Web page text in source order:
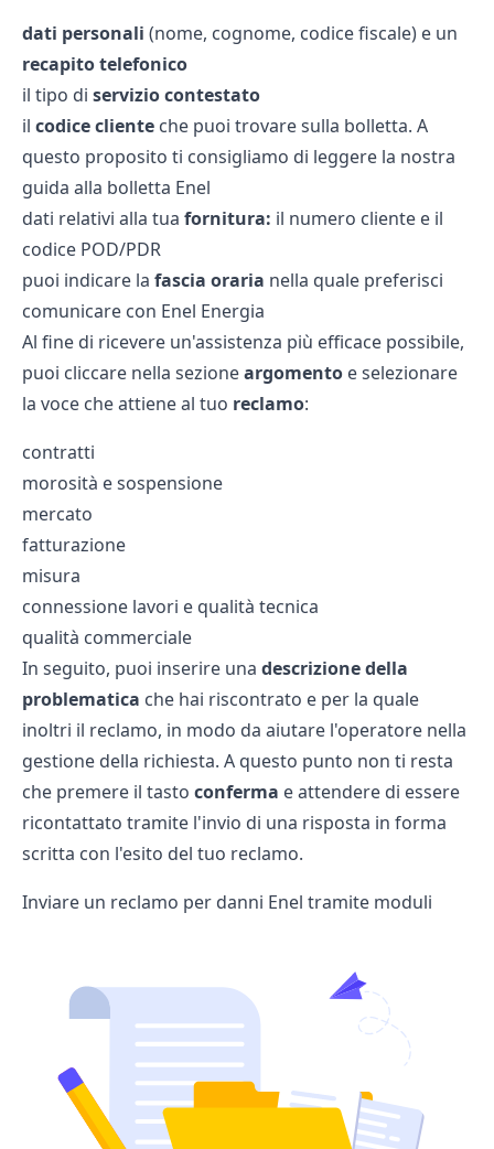
dati personali (nome, cognome, codice fiscale) e un
recapito telefonico
il tipo di servizio contestato
il codice cliente che puoi trovare sulla bolletta. A
questo proposito ti consigliamo di leggere la nostra
guida alla bolletta Enel
dati relativi alla tua fornitura: il numero cliente e il
codice POD/PDR
puoi indicare la fascia oraria nella quale preferisci
comunicare con Enel Energia
Al fine di ricevere un'assistenza più efficace possibile,
puoi cliccare nella sezioneargomento e selezionare
la voce che attiene al tuo reclamo:
contratti
morosità e sospensione
mercato
fatturazione
misura
connessione lavori e qualità tecnica
qualità commerciale
In seguito, puoi inserire una descrizione della
problematica che hai riscontrato e per la quale
inoltri il reclamo, in modo da aiutare l'operatore nella
gestione della richiesta. A questo punto non ti resta
che premere il tasto conferma e attendere di essere
ricontattato tramite l'invio di una risposta in forma
scritta con l'esito del tuo reclamo.
Inviare un reclamo per danni Enel tramite moduli